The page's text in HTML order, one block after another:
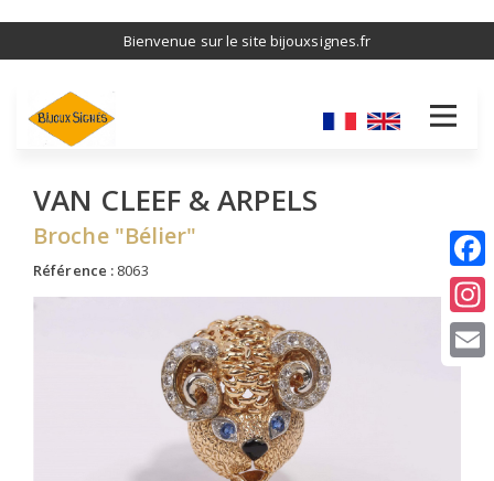
principal
Bienvenue sur le site bijouxsignes.fr
VAN CLEEF & ARPELS
Broche "Bélier"
Référence : 8063